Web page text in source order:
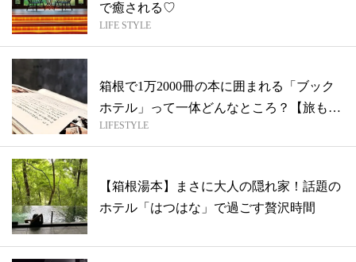
で癒される♡
LIFE STYLE
箱根で1万2000冊の本に囲まれる「ブック
ホテル」って一体どんなところ？【旅も
食...
LIFESTYLE
【箱根湯本】まさに大人の隠れ家！話題の
ホテル「はつはな」で過ごす贅沢時間